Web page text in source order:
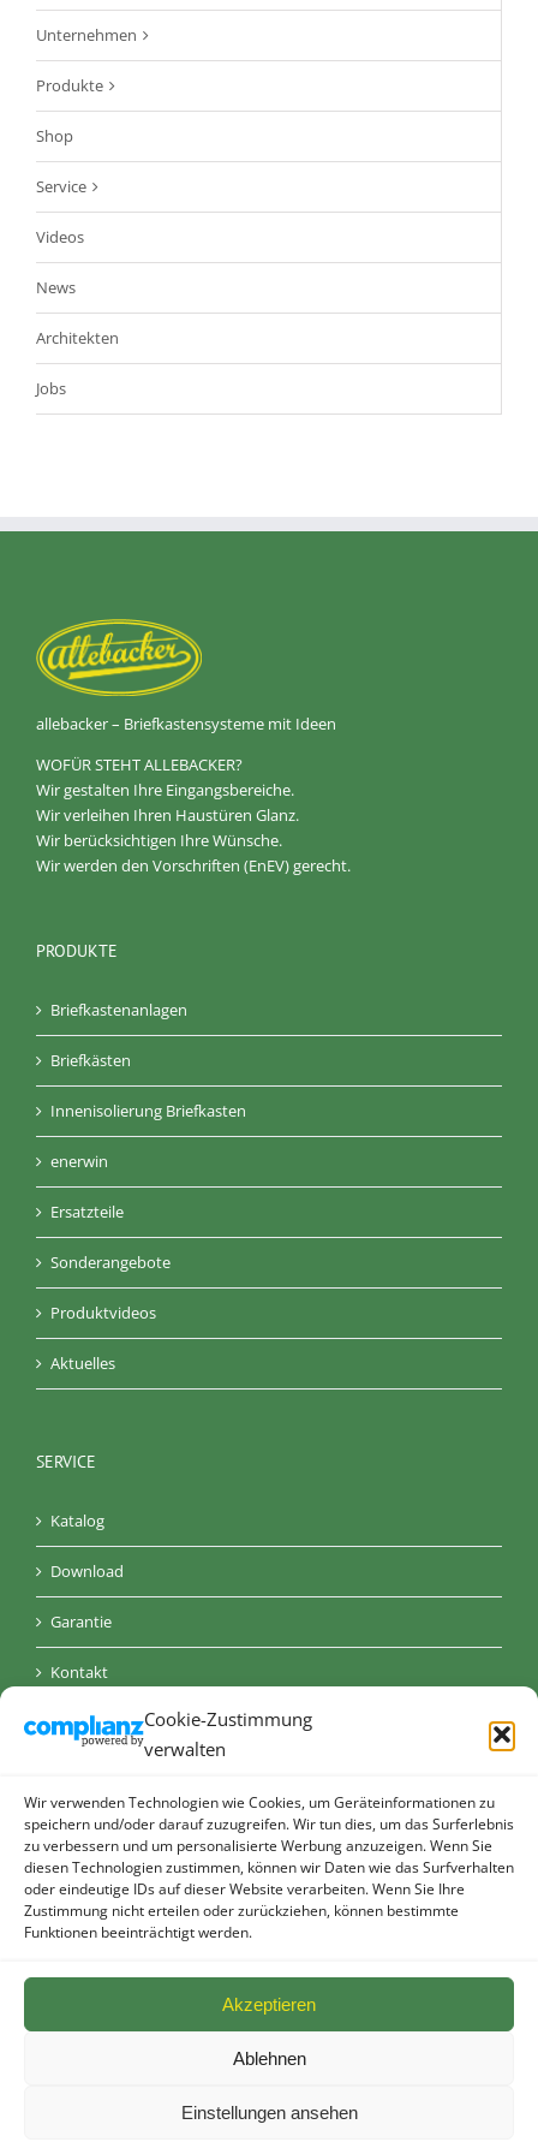
Cookie-Zustimmung
verwalten
Wir verwenden Technologien wie Cookies, um Geräteinformationen zu
speichern und/oder darauf zuzugreifen. Wir tun dies, um das Surferlebnis
zu verbessern und um personalisierte Werbung anzuzeigen. Wenn Sie
diesen Technologien zustimmen, können wir Daten wie das Surfverhalten
oder eindeutige IDs auf dieser Website verarbeiten. Wenn Sie Ihre
Zustimmung nicht erteilen oder zurückziehen, können bestimmte
Funktionen beeinträchtigt werden.
Akzeptieren
Ablehnen
Einstellungen ansehen
Unternehmen
Produkte
Shop
Service
Videos
News
Architekten
Jobs
allebacker – Briefkastensysteme mit Ideen
WOFÜR STEHT ALLEBACKER?
Wir gestalten Ihre Eingangsbereiche.
Wir verleihen Ihren Haustüren Glanz.
Wir berücksichtigen Ihre Wünsche.
Wir werden den Vorschriften (EnEV) gerecht.
PRODUKTE
Briefkastenanlagen
Briefkästen
Innenisolierung Briefkasten
enerwin
Ersatzteile
Sonderangebote
Produktvideos
Aktuelles
SERVICE
Katalog
Download
Garantie
Kontakt
AGB
Impressum
Cookie-Richtlinie (EU)
© allebacker Schulte GmbH - Radeberger Straße 48 - 01900